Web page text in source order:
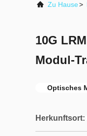
Zu Hause>
10G
Modul-
Optisches
Herkunftsort: